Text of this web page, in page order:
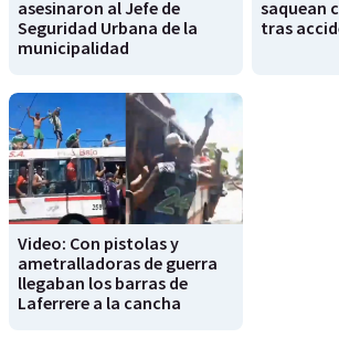
asesinaron al Jefe de
Seguridad Urbana de la
municipalidad
saquean
tras
Video: Con pistolas y
ametralladoras de guerra
llegaban los barras de
Laferrere a la cancha